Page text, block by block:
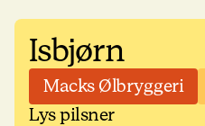
Isbjørn
Macks Ølbryggeri
Lys pilsner